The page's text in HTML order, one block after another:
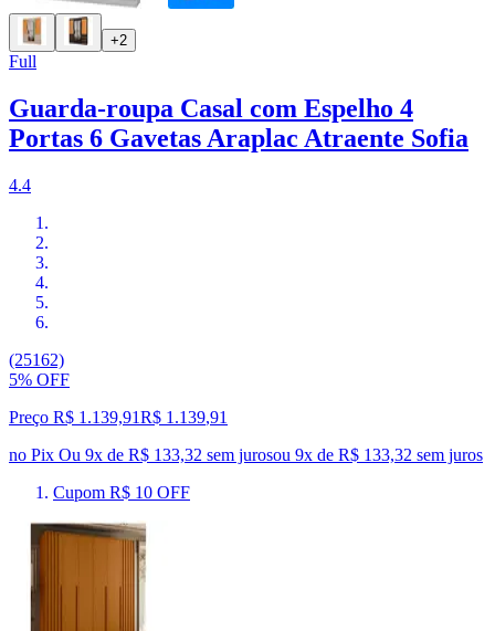
+2
Full
Guarda-roupa Casal com Espelho 4
Portas 6 Gavetas Araplac Atraente Sofia
4.4
(25162)
5% OFF
Preço R$ 1.139,91R$ 1.139,91
no Pix Ou 9x de R$ 133,32 sem jurosou 9x de R$ 133,32 sem juros
Cupom R$ 10 OFF